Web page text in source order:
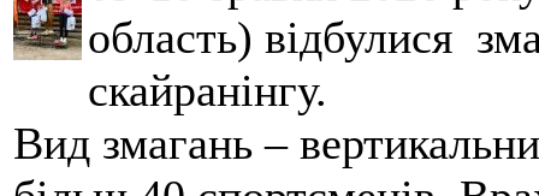
область) відбулися
скайранінгу.
Вид змагань –